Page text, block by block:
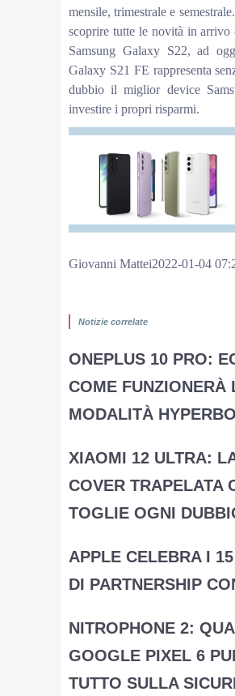
mensile, trimestrale e
scoprire tutte le novità in arrivo
Samsung Galaxy S22, ad
Galaxy S21 FE rappresenta
dubbio il miglior device
investire i propri risparmi.
Giovanni Mattei2022-01-04
Notizie correlate
ONEPLUS 10 PRO:
COME FUNZIONERÀ
MODALITÀ
XIAOMI 12 ULTRA:
COVER TRAPELATA
TOGLIE OGNI
APPLE CELEBRA I
DI PARTNERSHIP
NITROPHONE 2:
GOOGLE PIXEL 6
TUTTO SULLA